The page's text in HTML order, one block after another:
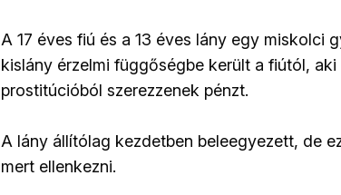
A 17 éves fiú és a 13 éves lány egy miskolci
kislány érzelmi függőségbe került a fiútól,
prostitúcióból szerezzenek pénzt.
A lány állítólag kezdetben beleegyezett, de
mert ellenkezni.